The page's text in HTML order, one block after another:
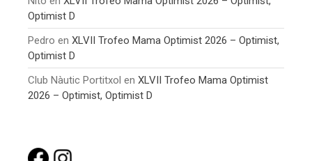
Optimist D
Pedro en XLVII Trofeo Mama Optimist 2026 – Optimist,
Optimist D
Club Nàutic Portitxol en XLVII Trofeo Mama Optimist
2026 – Optimist, Optimist D